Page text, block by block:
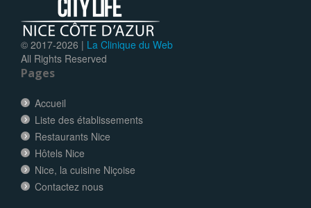
© 2017-2026 | La Clinique du Web
All Rights Reserved
Pages
Accueil
Liste des établissements
Restaurants Nice
Hôtels Nice
Nice, la cuisine Niçoise
Contactez nous